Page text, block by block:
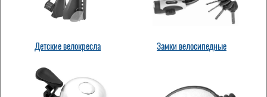
Детские велокресла Замки велосипедные